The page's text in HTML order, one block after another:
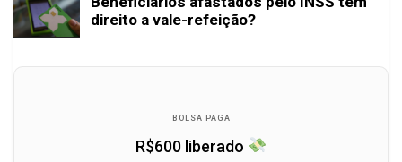
direito a vale-refeição?
BOLSA PAGA
R$600 liberado